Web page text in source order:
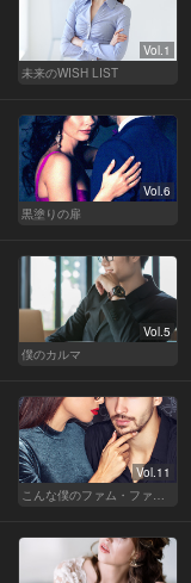
Vol.1
未来のWISH LIST
Vol.6
黒塗りの扉
Vol.5
僕のカルマ
Vol.11